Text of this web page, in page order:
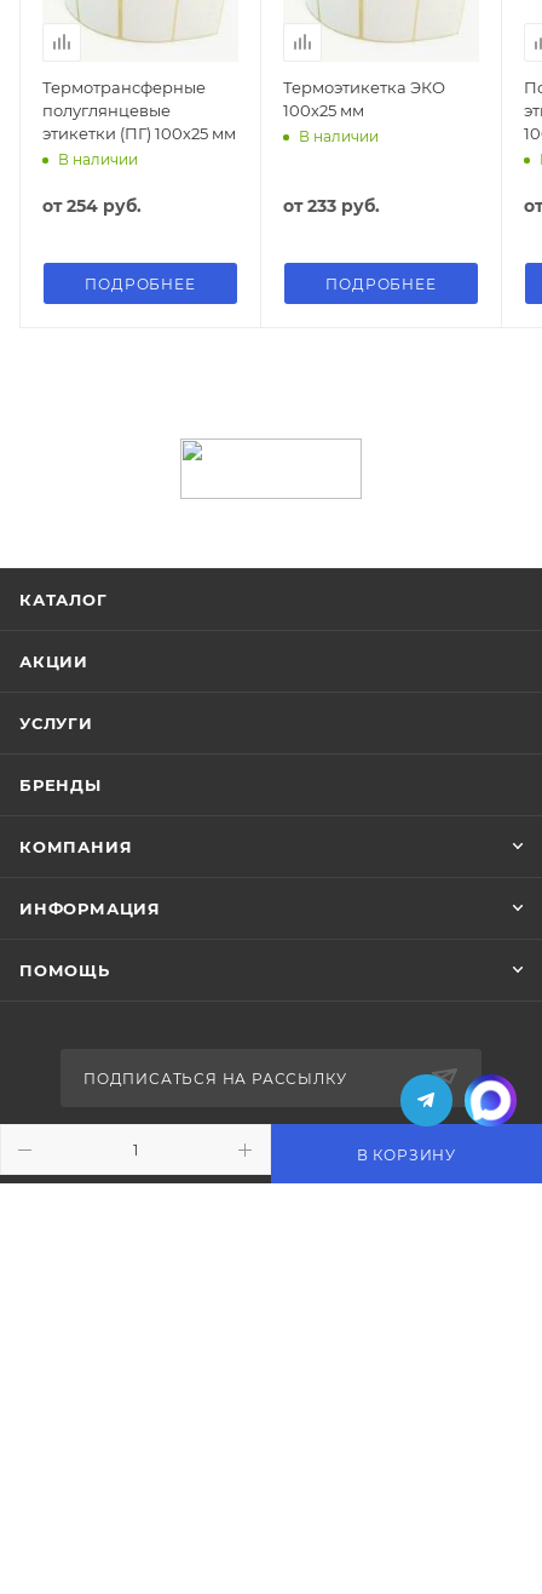
В КОРЗИНУ
Термотрансферные
полуглянцевые
этикетки (ПГ) 100х25 мм
В наличии
от254 руб.
ПОДРОБНЕЕ
Термоэтикетка ЭКО
100х25 мм
В наличии
от233 руб.
ПОДРОБНЕЕ
КАТАЛОГ
АКЦИИ
УСЛУГИ
БРЕНДЫ
КОМПАНИЯ
ИНФОРМАЦИЯ
ПОМОЩЬ
ПОДПИСАТЬСЯ НА РАССЫЛКУ
+7 (495) 771-02-91